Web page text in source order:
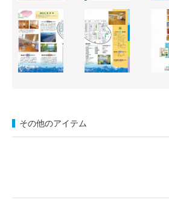
その他のアイテム